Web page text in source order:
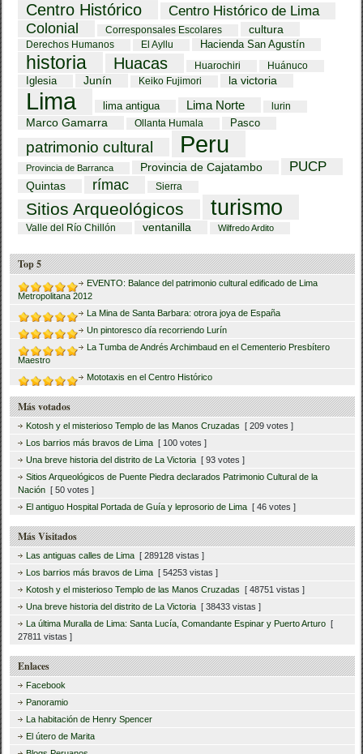
Centro Histórico
Centro Histórico de Lima
Colonial
Corresponsales Escolares cultura
Derechos Humanos El Ayllu Hacienda San Agustín
historia Huacas Huarochiri Huánuco
Iglesia Junín Keiko Fujimori la victoria
Lima lima antigua Lima Norte lurin
Marco Gamarra Ollanta Humala Pasco
patrimonio cultural Peru
Provincia de Barranca Provincia de Cajatambo PUCP
Quintas rímac Sierra
Sitios Arqueológicos turismo
Valle del Río Chillón ventanilla Wilfredo Ardito
Top 5
EVENTO: Balance del patrimonio cultural edificado de Lima
Metropolitana 2012
La Mina de Santa Barbara: otrora joya de España
Un pintoresco día recorriendo Lurín
La Tumba de Andrés Archimbaud en el Cementerio Presbítero
Maestro
Mototaxis en el Centro Histórico
Más votados
Kotosh y el misterioso Templo de las Manos Cruzadas [ 209 votes ]
Los barrios más bravos de Lima [ 100 votes ]
Una breve historia del distrito de La Victoria [ 93 votes ]
Sitios Arqueológicos de Puente Piedra declarados Patrimonio Cultural de la
Nación [ 50 votes ]
El antiguo Hospital Portada de Guía y leprosorio de Lima [ 46 votes ]
Más Visitados
Las antiguas calles de Lima [ 289128 vistas ]
Los barrios más bravos de Lima [ 54253 vistas ]
Kotosh y el misterioso Templo de las Manos Cruzadas [ 48751 vistas ]
Una breve historia del distrito de La Victoria [ 38433 vistas ]
La última Muralla de Lima: Santa Lucía, Comandante Espinar y Puerto Arturo [
27811 vistas ]
Enlaces
Facebook
Panoramio
La habitación de Henry Spencer
El útero de Marita